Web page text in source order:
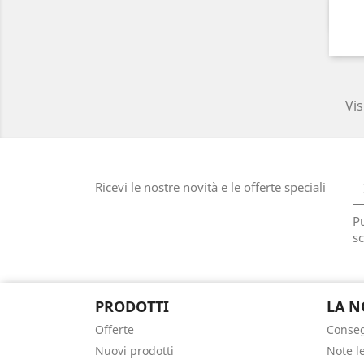
Ricevi le nostre novità e le offerte speciali
PRODOTTI
Offerte
Nuovi prodotti
LA
Note